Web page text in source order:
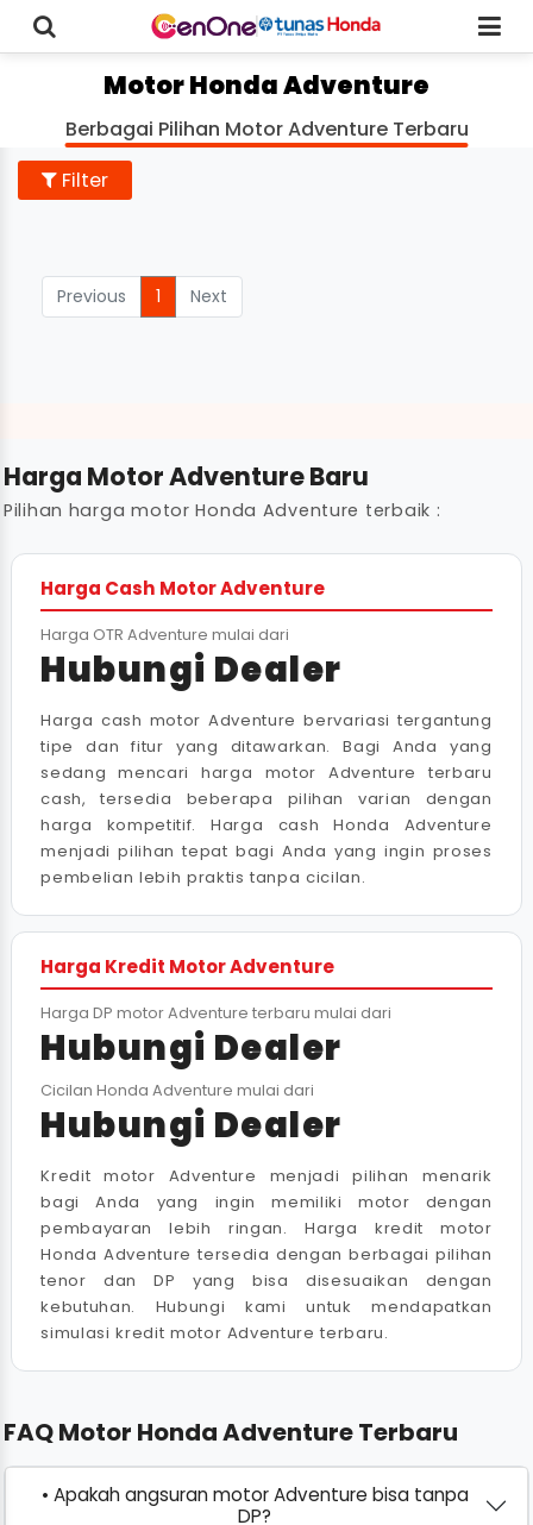
Motor Honda Adventure
Berbagai Pilihan Motor Adventure Terbaru
Filter
Previous 1 Next
Harga Motor Adventure Baru
Pilihan harga motor Honda Adventure terbaik :
Harga Cash Motor Adventure
Harga OTR Adventure mulai dari
Hubungi Dealer
Harga cash motor Adventure bervariasi tergantung
tipe dan fitur yang ditawarkan. Bagi Anda yang
sedang mencari harga motor Adventure terbaru
cash, tersedia beberapa pilihan varian dengan
harga kompetitif. Harga cash Honda Adventure
menjadi pilihan tepat bagi Anda yang ingin proses
pembelian lebih praktis tanpa cicilan.
Harga Kredit Motor Adventure
Harga DP motor Adventure terbaru mulai dari
Hubungi Dealer
Cicilan Honda Adventure mulai dari
Hubungi Dealer
Kredit motor Adventure menjadi pilihan menarik
bagi Anda yang ingin memiliki motor dengan
pembayaran lebih ringan. Harga kredit motor
Honda Adventure tersedia dengan berbagai pilihan
tenor dan DP yang bisa disesuaikan dengan
kebutuhan. Hubungi kami untuk mendapatkan
simulasi kredit motor Adventure terbaru.
FAQ Motor Honda Adventure Terbaru
• Apakah angsuran motor Adventure bisa tanpa
DP?